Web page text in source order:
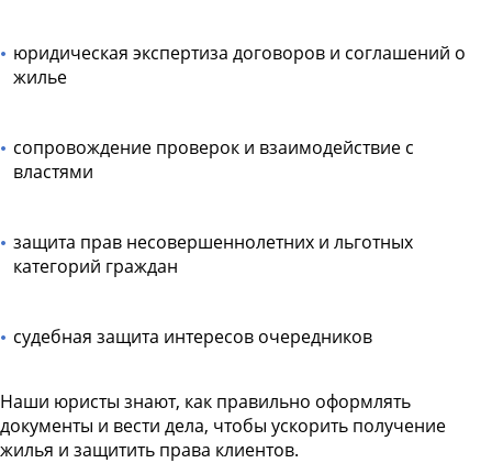
юридическая экспертиза договоров и соглашений о
жилье
сопровождение проверок и взаимодействие с
властями
защита прав несовершеннолетних и льготных
категорий граждан
судебная защита интересов очередников
Наши юристы знают, как правильно оформлять
документы и вести дела, чтобы ускорить получение
жилья и защитить права клиентов.